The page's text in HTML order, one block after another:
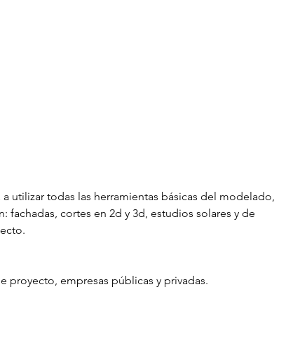
utilizar todas las herramientas básicas del modelado,
fachadas, cortes en 2d y 3d, estudios solares y de
proyecto, empresas públicas y privadas.